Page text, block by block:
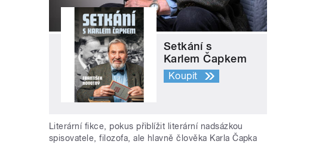
Setkání s
Karlem Čapkem
Koupit
Literární fikce, pokus přiblížit literární nadsázkou
spisovatele, filozofa, ale hlavně člověka Karla Čapka